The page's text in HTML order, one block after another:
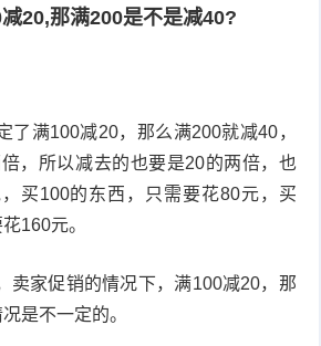
20,那满200是不是减40?
了满100减20，那么满200就减40，
，所以减去的也要是20的两倍，也
买100的东西，只需要花80元，买
160元。
卖家促销的情况下，满100减20，那
是不一定的。